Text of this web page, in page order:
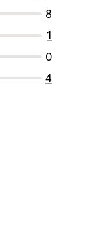
8
1
0
4